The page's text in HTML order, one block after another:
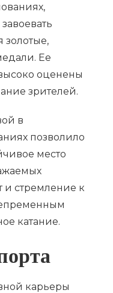
золотые,
Ее
оценены
зрителей.
в
позволило
место
и стремление к
катание.
карьеры